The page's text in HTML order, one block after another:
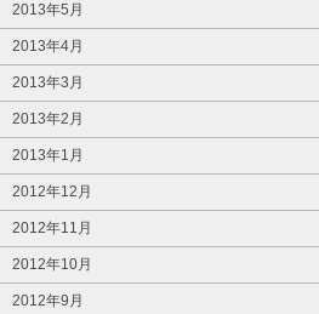
2013年5月
2013年4月
2013年3月
2013年2月
2013年1月
2012年12月
2012年11月
2012年10月
2012年9月